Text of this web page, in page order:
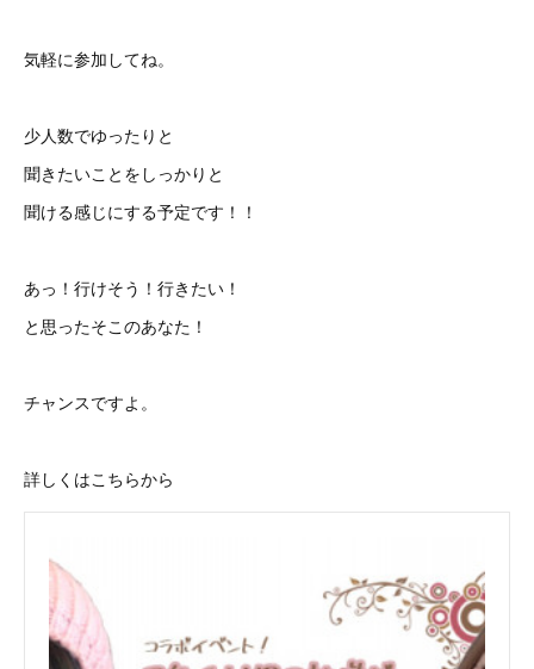
気軽に参加してね。
少人数でゆったりと
聞きたいことをしっかりと
聞ける感じにする予定です！！
あっ！行けそう！行きたい！
と思ったそこのあなた！
チャンスですよ。
詳しくはこちらから